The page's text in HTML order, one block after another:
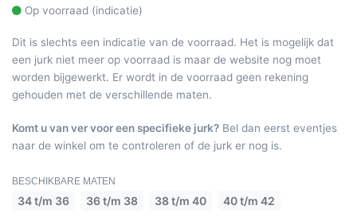
Op voorraad (indicatie)
Dit is slechts een indicatie van de voorraad. Het is mogelijk dat
een jurk niet meer op voorraad is maar de website nog moet
worden bijgewerkt. Er wordt in de voorraad geen rekening
gehouden met de verschillende maten.
Komt u van ver voor een specifieke jurk? Bel dan eerst eventjes
naar de winkel om te controleren of de jurk er nog is.
BESCHIKBARE MATEN
34 t/m 36 36 t/m 38 38 t/m 40 40 t/m 42